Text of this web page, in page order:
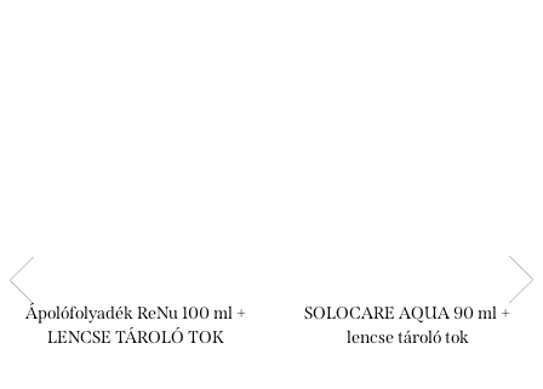
Ápolófolyadék ReNu 100 ml +
LENCSE TÁROLÓ TOK
SOLOCARE AQUA 90 ml +
lencse tároló tok